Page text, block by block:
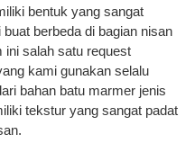
bentuk yang sangat
berbeda di bagian nisan
ini salah satu request
kami gunakan selalu
bahan batu marmer jenis
tekstur yang sangat padat